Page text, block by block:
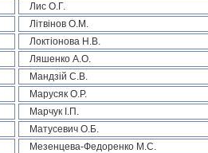
Лис О.Г.
Літвінов О.М.
Локтіонова Н.В.
Ляшенко А.О.
Мандзій С.В.
Марусяк О.Р.
Марчук І.П.
Матусевич О.Б.
Мезенцева-Федоренко М.С.